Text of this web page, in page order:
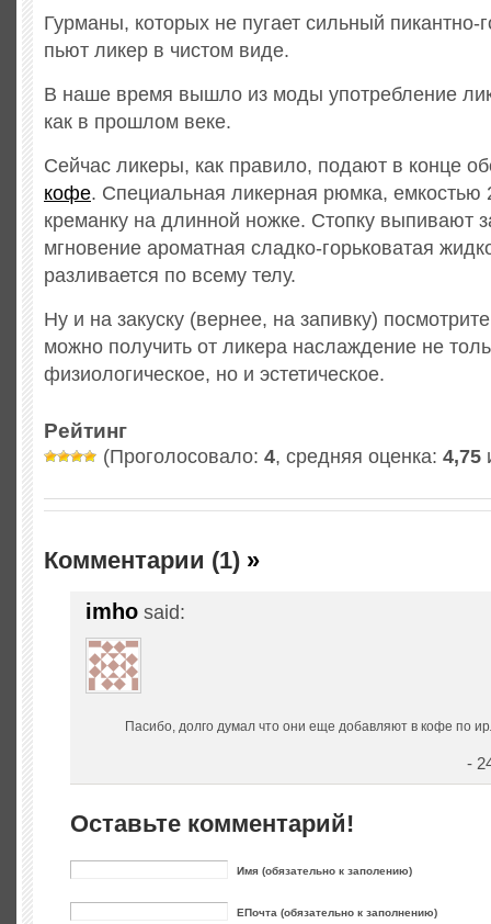
Гурманы, которых не пугает сильный пикантно-
пьют ликер в чистом виде.
В наше время вышло из моды употребление
как в прошлом веке.
Сейчас ликеры, как правило, подают в конце
кофе. Специальная ликерная рюмка, емкостью
креманку на длинной ножке. Стопку выпивают
мгновение ароматная сладко-горьковатая
разливается по всему телу.
Ну и на закуску (вернее, на запивку)
можно получить от ликера наслаждение не
физиологическое, но и эстетическое.
Рейтинг
(Проголосовало: 4, средняя оценка: 4,75
Комментарии (1) »
imhosaid:
Пасибо, долго думал что они еще добавляют в кофе по
-
Оставьте комментарий!
Имя (обязательно к заполению)
ЕПочта (обязательно к заполнению)